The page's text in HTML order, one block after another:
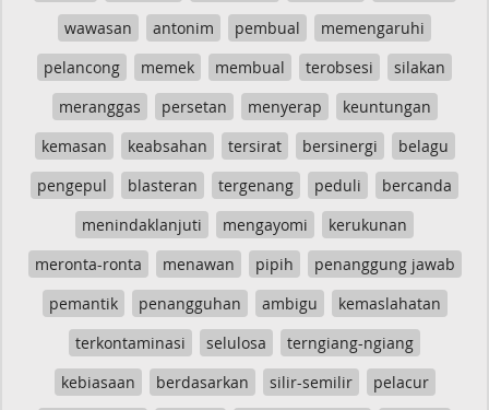
wawasan
antonim pembual
memengaruhi
pelancong
memek membual terobsesi
silakan
meranggas
persetan menyerap
keuntungan
kemasan
keabsahan tersirat bersinergi
belagu
pengepul
blasteran tergenang peduli
bercanda
menindaklanjuti
mengayomi
kerukunan
meronta-ronta
menawan pipih
penanggung jawab
pemantik
penangguhan ambigu
kemaslahatan
terkontaminasi
selulosa
terngiang-ngiang
kebiasaan
berdasarkan silir-semilir
pelacur